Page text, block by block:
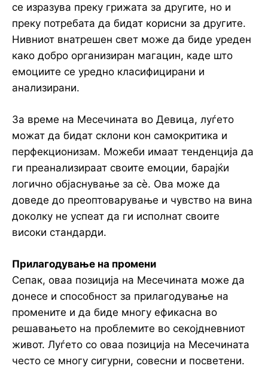
се изразува преку грижата за другите, но и
преку потребата да бидат корисни за другите.
Нивниот внатрешен свет може да биде уреден
како добро организиран магацин, каде што
емоциите се уредно класифицирани и
анализирани.
За време на Месечината во Девица, луѓето
можат да бидат склони кон самокритика и
перфекционизам. Можеби имаат тенденција да
ги преанализираат своите емоции, барајќи
логично објаснување за сè. Ова може да
доведе до преоптоварување и чувство на вина
доколку не успеат да ги исполнат своите
високи стандарди.
Прилагодување на промени
Сепак, оваа позиција на Месечината може да
донесе и способност за прилагодување на
промените и да биде многу ефикасна во
решавањето на проблемите во секојдневниот
живот. Луѓето со оваа позиција на Месечината
често се многу сигурни, совесни и посветени.